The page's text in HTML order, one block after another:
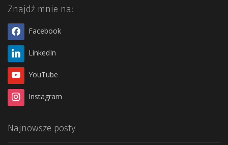
Znajdź mnie na:
Facebook
LinkedIn
YouTube
Instagram
Najnowsze posty